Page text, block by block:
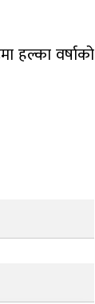
हल्का वर्षाको